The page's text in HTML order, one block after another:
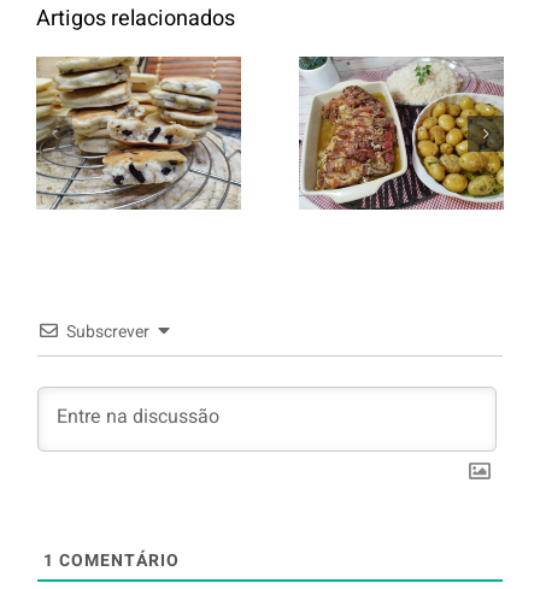
Artigos relacionados
Panquecas
com Oreo
Entrecosto
italiano c/
batata a
murro e
Subscrever
1 COMENTÁRIO